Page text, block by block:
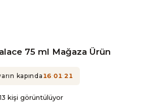
75 ml Mağaza Ürün
kapında 16:01:21
kişi görüntülüyor